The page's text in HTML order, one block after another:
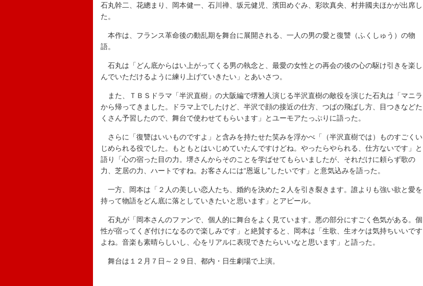
石丸幹二、花總まり、岡本健一、石川禅、坂元健児、濱田めぐみ、彩吹真央、村井國夫ほかが出席し
た。
本作は、フランス革命後の動乱期を舞台に展開される、一人の男の愛と復讐（ふくしゅう）の物
語。
石丸は「どん底からはい上がってくる男の執念と、最愛の女性との再会の後の心の駆け引きを楽し
んでいただけるように練り上げていきたい」とあいさつ。
また、ＴＢＳドラマ「半沢直樹」の大阪編で堺雅人演じる半沢直樹の敵役を演じた石丸は「マニラ
から帰ってきました。ドラマ上でしたけど、半沢で顔の接近の仕方、つばの飛ばし方、目つきなどた
くさん予習したので、舞台で使わせてもらいます」とユーモアたっぷりに語った。
さらに「復讐はいいものですよ」と含みを持たせた笑みを浮かべ「（半沢直樹では）ものすごくい
じめられる役でした。もともとはいじめていたんですけどね。やったらやられる、仕方ないです」と
語り「心の宿った目の力。堺さんからそのことを学ばせてもらいましたが、それだけに頼らず歌の
力、芝居の力、ハートですね。お客さんには“恩返し”したいです」と意気込みを語った。
一方、岡本は「２人の美しい恋人たち、婚約を決めた２人を引き裂きます。誰よりも強い欲と愛を
持って物語をどん底に落としていきたいと思います」とアピール。
石丸が「岡本さんのファンで、個人的に舞台をよく見ています。悪の部分にすごく色気がある。個
性が宿ってくぎ付けになるので楽しみです」と絶賛すると、岡本は「生歌、生オケは気持ちいいです
よね。音楽も素晴らしいし、心をリアルに表現できたらいいなと思います」と語った。
舞台は１２月７日～２９日、都内・日生劇場で上演。